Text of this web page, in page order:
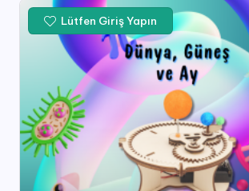
Lütfen Giriş Yapın